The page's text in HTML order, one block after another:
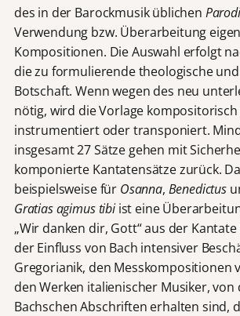
des in der Barockmusik üblichen
Verwendung bzw. Überarbeitung
Kompositionen. Die Auswahl erfolgt
die zu formulierende theologische
Botschaft. Wenn wegen des neu
nötig, wird die Vorlage
instrumentiert oder transponiert.
insgesamt 27 Sätze gehen mit
komponierte Kantatensätze zurück.
beispielsweise für Osanna, Benedictus
Gratias agimus tibiist eine
„Wir danken dir, Gott“ aus der Kantate
der Einfluss von Bach intensiver
Gregorianik, den Messkompositionen
den Werken italienischer Musiker, von
Bachschen Abschriften erhalten sind,